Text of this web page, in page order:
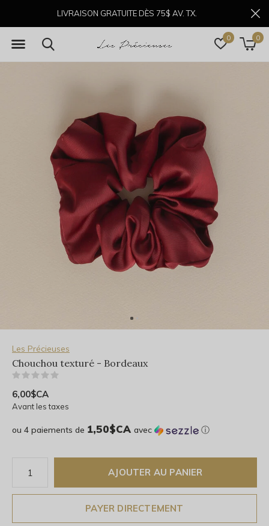
0 0
LIVRAISON GRATUITE DÈS 75$ AV. TX.
Les Précieuses
Chouchou texturé - Bordeaux
6,00$CA
Avant les taxes
ou 4 paiements de 1,50$CA avec ⓘ
AJOUTER AU PANIER
PAYER DIRECTEMENT